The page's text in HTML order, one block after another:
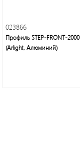
023866
Профиль STEP-FRONT-
(Arlight, Алюминий)